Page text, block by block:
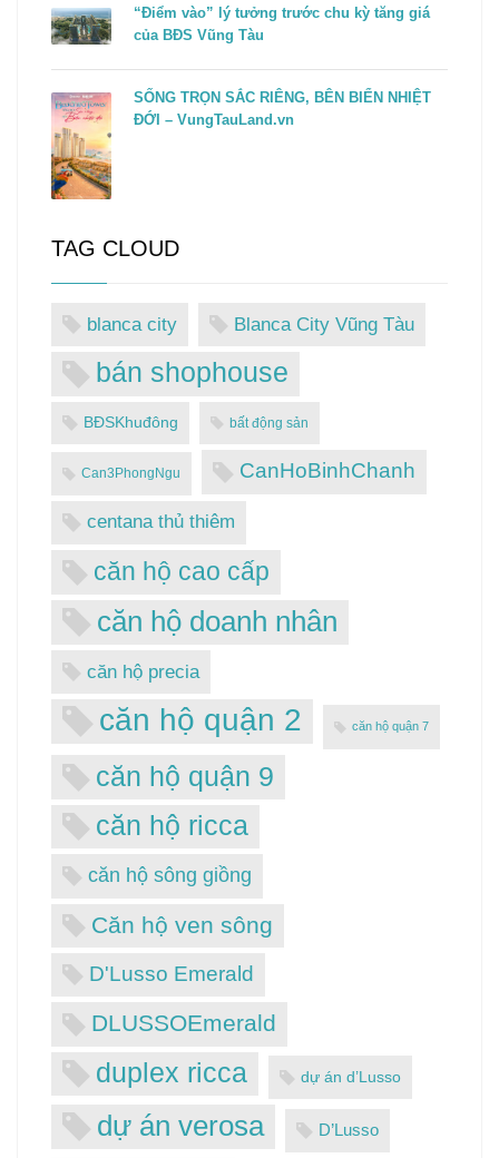
“Điểm vào” lý tưởng trước chu kỳ tăng giá
của BĐS Vũng Tàu
SỐNG TRỌN SẮC RIÊNG, BÊN BIỂN NHIỆT
ĐỚI – VungTauLand.vn
TAG CLOUD
blanca city Blanca City Vũng Tàu
bán shophouse
BĐSKhuđông bất động sản
Can3PhongNgu CanHoBinhChanh
centana thủ thiêm
căn hộ cao cấp
căn hộ doanh nhân
căn hộ precia
căn hộ quận 2 căn hộ quận 7
căn hộ quận 9
căn hộ ricca
căn hộ sông giồng
Căn hộ ven sông
D'Lusso Emerald
DLUSSOEmerald
duplex ricca dự án d’Lusso
dự án verosa D’Lusso